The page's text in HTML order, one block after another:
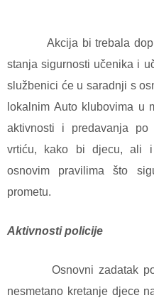
Akcija bi trebala
stanja sigurnosti učenika i
službenici će u saradnji s
lokalnim Auto klubovima u
aktivnosti i predavanja
vrtiću, kako bi djecu, ali
osnovim pravilima što
prometu.
Aktivnosti policije
Osnovni zadatak
nesmetano kretanje djece